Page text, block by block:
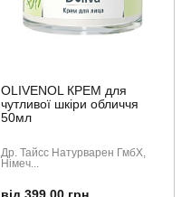
OLIVENOL КРЕМ для
чутливої шкіри обличчя
50мл
Др. Тайсс Натурварен ГмбХ,
Німеч...
від 399.00 грн